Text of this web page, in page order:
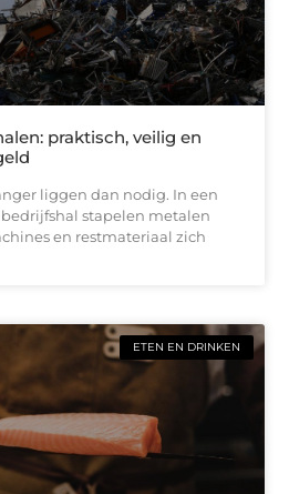
praktisch, veilig en
liggen dan nodig. In een
stapelen metalen
en restmateriaal zich
ETEN EN DRINKEN